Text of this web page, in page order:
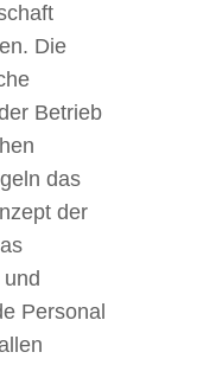
Die
Betrieb
das
der
Personal